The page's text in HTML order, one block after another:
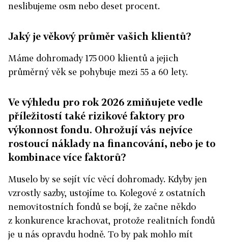
neslibujeme osm nebo deset procent.
Jaký je věkový průměr vašich klientů?
Máme dohromady 175 000 klientů a jejich
průměrný věk se pohybuje mezi 55 a 60 lety.
Ve výhledu pro rok 2026 zmiňujete vedle
příležitostí také rizikové faktory pro
výkonnost fondu. Ohrožují vás nejvíce
rostoucí náklady na financování, nebo je to
kombinace více faktorů?
Muselo by se sejít víc věcí dohromady. Kdyby jen
vzrostly sazby, ustojíme to. Kolegové z ostatních
nemovitostních fondů se bojí, že začne někdo
z konkurence krachovat, protože realitních fondů
je u nás opravdu hodně. To by pak mohlo mít